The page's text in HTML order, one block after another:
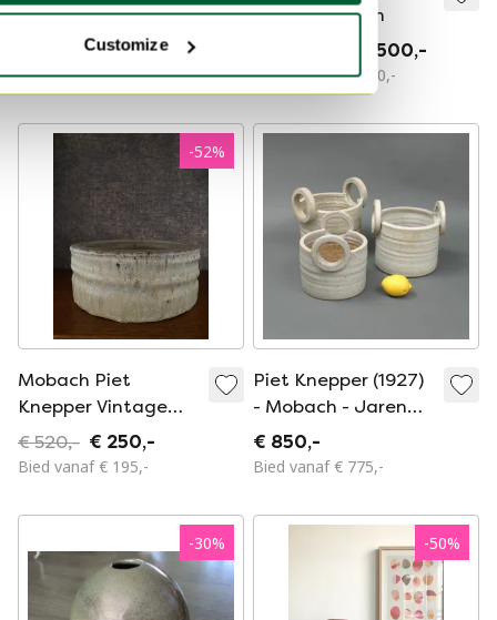
Customize
vaas art deco stijl
€ 112,-
Bied vanaf € 85,-
Mobach vazen
€ 2.500,-
Bied vanaf € 1.500,-
-52%
Mobach Piet
Knepper Vintage
Keramiek Bloempot
Vaas
€ 520,- € 250,-
Bied vanaf € 195,-
Piet Knepper (1927)
- Mobach - Jaren
zestig - Set van 3
planten potten
€ 850,-
Bied vanaf € 775,-
-30% -50%